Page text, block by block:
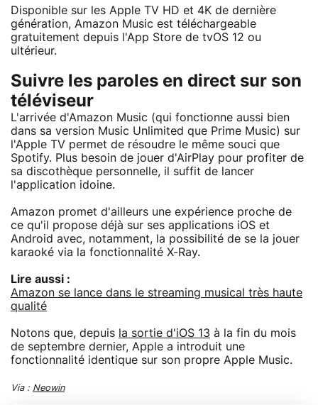
Disponible sur les Apple TV HD et 4K de dernière
génération, Amazon Music est téléchargeable
gratuitement depuis l'App Store de tvOS 12 ou
ultérieur.
Suivre les paroles en direct sur son
téléviseur
L'arrivée d'Amazon Music (qui fonctionne aussi bien
dans sa version Music Unlimited que Prime Music) sur
l'Apple TV permet de résoudre le même souci que
Spotify. Plus besoin de jouer d'AirPlay pour profiter de
sa discothèque personnelle, il suffit de lancer
l'application idoine.
Amazon promet d'ailleurs une expérience proche de
ce qu'il propose déjà sur ses applications iOS et
Android avec, notamment, la possibilité de se la jouer
karaoké via la fonctionnalité X-Ray.
Lire aussi :
Amazon se lance dans le streaming musical très haute
qualité
Notons que, depuis la sortie d'iOS 13 à la fin du mois
de septembre dernier, Apple a introduit une
fonctionnalité identique sur son propre Apple Music.
Via : Neowin